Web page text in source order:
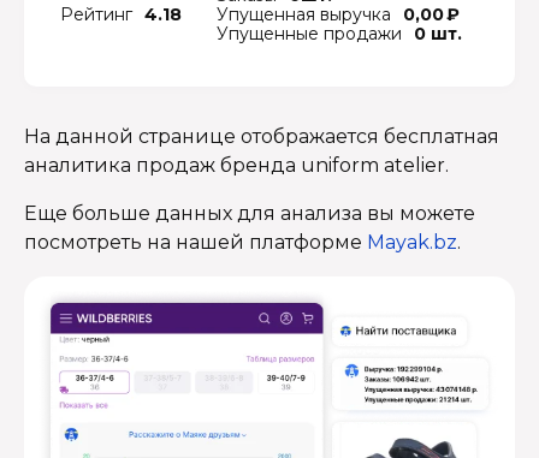
Рейтинг 4.18
Упущенная выручка
0,00 ₽
Упущенные продажи
0 шт.
На данной странице отображается бесплатная
аналитика продаж бренда uniform atelier.
Еще больше данных для анализа вы можете
посмотреть на нашей платформе Mayak.bz.